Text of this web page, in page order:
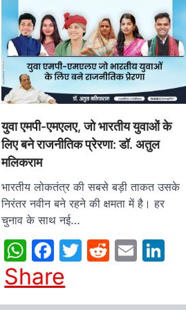
युवा एमपी-एमएलए, जो भारतीय युवाओं के
लिए बने राजनीतिक प्रेरणा: डॉ. अतुल
मलिकराम
भारतीय लोकतंत्र की सबसे बड़ी ताकत उसके
निरंतर नवीन बने रहने की क्षमता में है। हर
चुनाव के साथ नई…
WhatsApp
Facebook
Twitter
Reddit
Email
Share